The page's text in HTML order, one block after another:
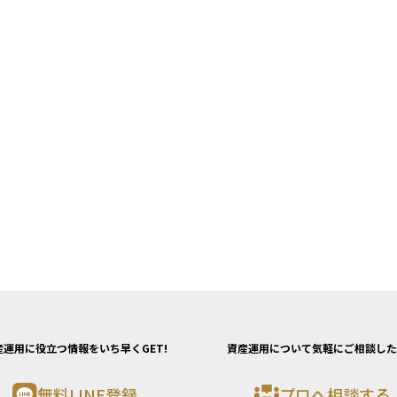
運用に役立つ情報をいち早くGET! 資産運用について気軽にご相談し